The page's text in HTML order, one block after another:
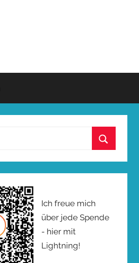
Ich freue mich
über jede Spende
- hier mit
Lightning!